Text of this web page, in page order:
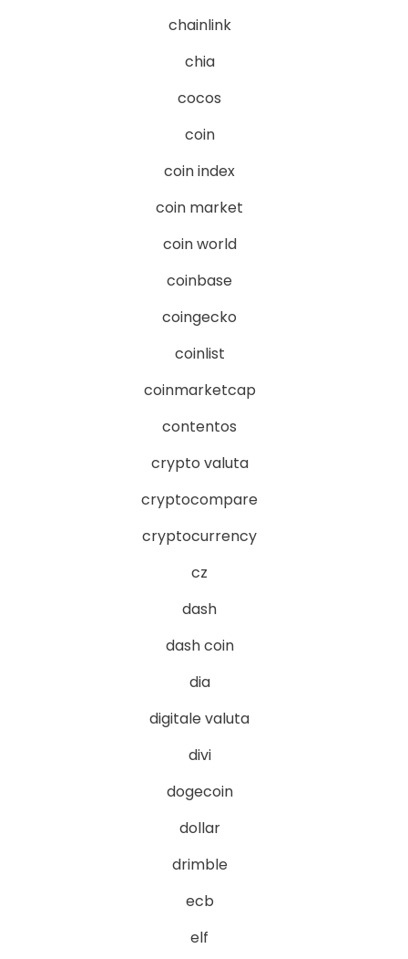
chainlink
chia
cocos
coin
coin index
coin market
coin world
coinbase
coingecko
coinlist
coinmarketcap
contentos
crypto valuta
cryptocompare
cryptocurrency
cz
dash
dash coin
dia
digitale valuta
divi
dogecoin
dollar
drimble
ecb
elf